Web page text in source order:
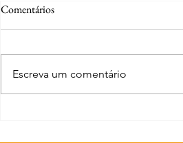
Comentários
Escreva um comentário